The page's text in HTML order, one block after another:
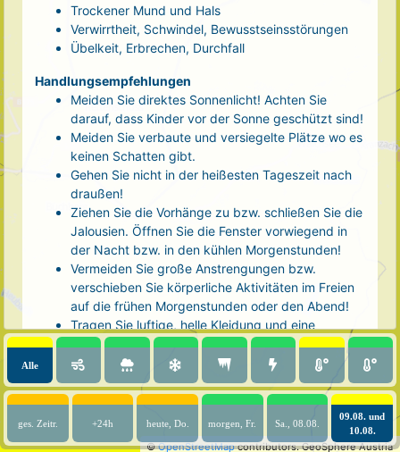
©OpenStreetMapcontributors. GeoSphere Austria
Trockener Mund und Hals
Verwirrtheit, Schwindel, Bewusstseinsstörungen
Übelkeit, Erbrechen, Durchfall
Handlungsempfehlungen
Meiden Sie direktes Sonnenlicht! Achten Sie
darauf, dass Kinder vor der Sonne geschützt sind!
Meiden Sie verbaute und versiegelte Plätze wo es
keinen Schatten gibt.
Gehen Sie nicht in der heißesten Tageszeit nach
draußen!
Ziehen Sie die Vorhänge zu bzw. schließen Sie die
Jalousien. Öffnen Sie die Fenster vorwiegend in
der Nacht bzw. in den kühlen Morgenstunden!
Vermeiden Sie große Anstrengungen bzw.
verschieben Sie körperliche Aktivitäten im Freien
auf die frühen Morgenstunden oder den Abend!
Tragen Sie luftige, helle Kleidung und eine
Kopfbedeckung!
Nehmen Sie eine kühle Dusche! Auch kalte Arm-
und Fußbäder wirken entlastend.
Trinken Sie ausreichend und regelmäßig
(mindestens 2 - 3 Liter pro Tag)! Optimal sind
Wasser, ungesüßter Tee oder mit Wasser
Alle
ges. Zeitr. +24h heute, Do. morgen, Fr. Sa., 08.08.
09.08. und
10.08.